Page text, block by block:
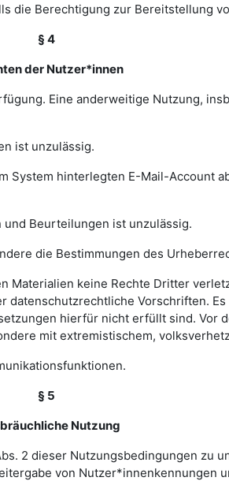
die Berechtigung zur Bereitstellung
§ 4
der Nutzer*innen
Eine anderweitige Nutzung,
ist unzulässig.
hinterlegten E-Mail-Account
Beurteilungen ist unzulässig.
die Bestimmungen des
keine Rechte Dritter
Vorschriften.
hierfür nicht erfüllt sind. Vor
mit extremistischem,
§ 5
Nutzung
2 dieser Nutzungsbedingungen zu
von Nutzer*innenkennungen